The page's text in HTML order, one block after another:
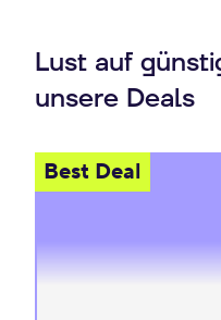
Lust auf
unsere Deals
Best Deal